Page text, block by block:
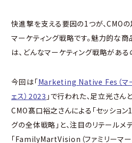
快進撃を支える要因の1つが、CMO
マーケティング戦略です。魅力的な
は、どんなマーケティング戦略がある
今回は「Marketing Native Fes（マー
ェス）2023 」で行われた、足立光さん
CMO髙口裕之さんによる「セッション
グの全体戦略」と、注目のリテールメ
「FamilyMartVision（ファミリーマー